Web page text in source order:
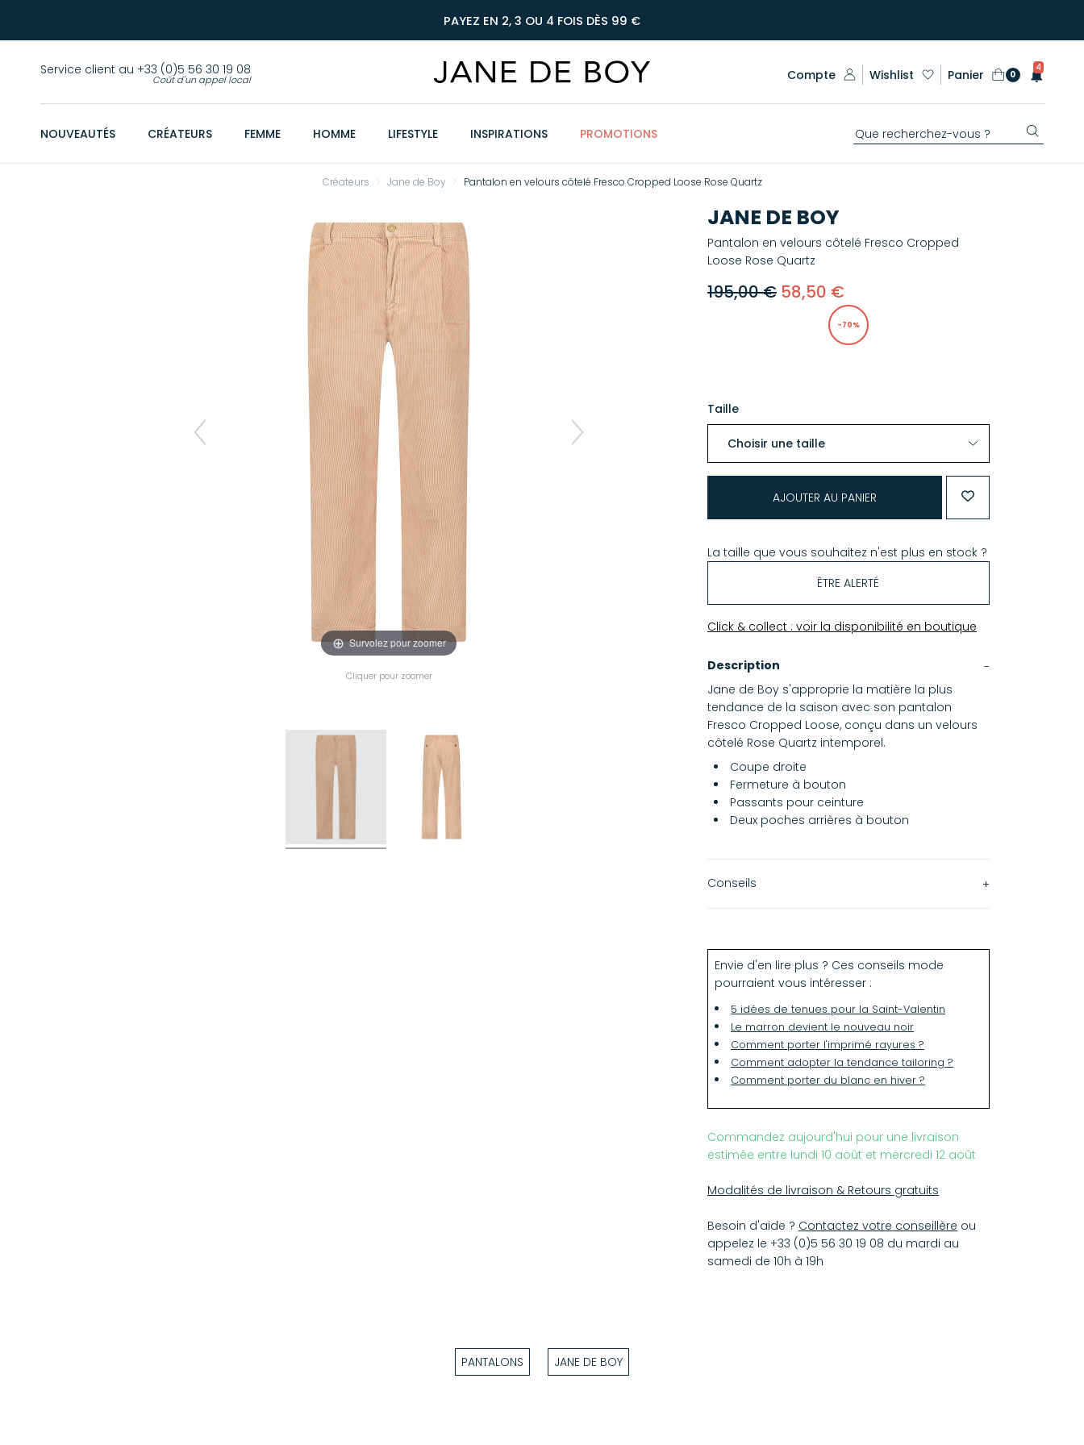
PAYEZ EN 2, 3 OU 4 FOIS DÈS 99 €
Service client au +33 (0)5 56 30 19 08
Coût d'un appel local Compte Wishlist Panier 0
4
NOUVEAUTÉS CRÉATEURS FEMME HOMME LIFESTYLE INSPIRATIONS PROMOTIONS
Créateurs Jane de Boy Pantalon en velours côtelé Fresco Cropped Loose Rose Quartz
Survolez pour zoomer
Cliquer pour zoomer
JANE DE BOY
Pantalon en velours côtelé Fresco Cropped
Loose Rose Quartz
195,00 € 58,50 €
-70%
Taille
AJOUTER AU PANIER
La taille que vous souhaitez n'est plus en stock ?
ÊTRE ALERTÉ
Click & collect : voir la disponibilité en boutique
Description
Jane de Boy s'approprie la matière la plus
tendance de la saison avec son pantalon
Fresco Cropped Loose, conçu dans un velours
côtelé Rose Quartz intemporel.
Coupe droite
Fermeture à bouton
Passants pour ceinture
Deux poches arrières à bouton
Conseils
Envie d'en lire plus ? Ces conseils mode
pourraient vous intéresser :
5 idées de tenues pour la Saint-Valentin
Le marron devient le nouveau noir
Comment porter l'imprimé rayures ?
Comment adopter la tendance tailoring ?
Comment porter du blanc en hiver ?
Commandez aujourd'hui pour une livraison
estimée entre lundi 10 août et mercredi 12 août
Modalités de livraison & Retours gratuits
Besoin d'aide ? Contactez votre conseillère ou
appelez le +33 (0)5 56 30 19 08 du mardi au
samedi de 10h à 19h
PANTALONS JANE DE BOY